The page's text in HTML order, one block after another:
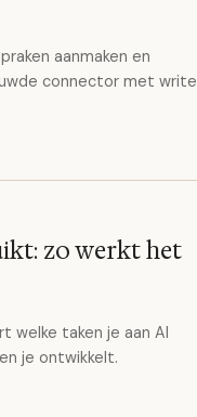
aanmaken en
connector met write
zo werkt het
welke taken je aan AI
je ontwikkelt.